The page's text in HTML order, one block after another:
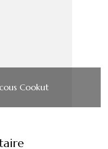
Cookut